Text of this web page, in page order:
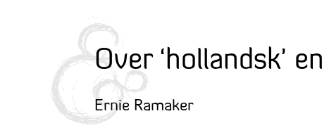
Over ‘hollandsk’
Ernie Ramaker